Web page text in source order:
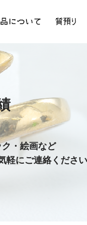
・絵画など
軽にご連絡くださ